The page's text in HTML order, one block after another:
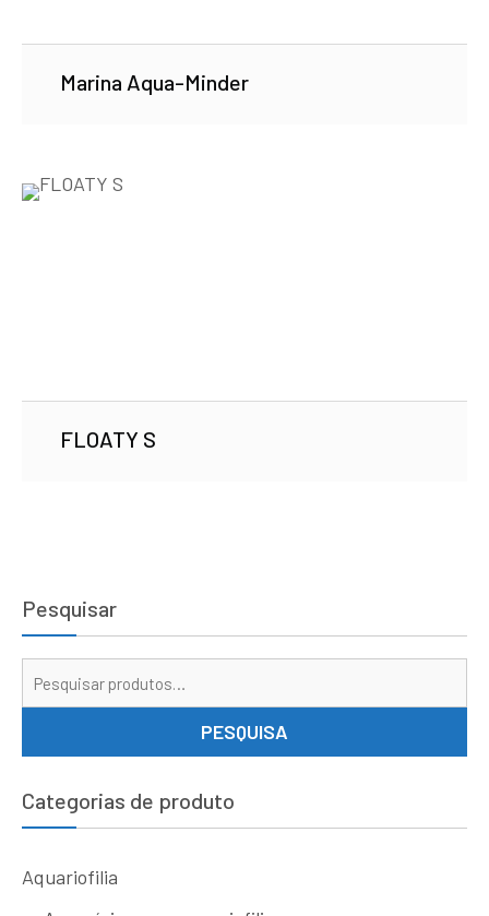
Marina Aqua-Minder
FLOATY S
Pesquisar
PESQUISA
Categorias de produto
Aquariofilia